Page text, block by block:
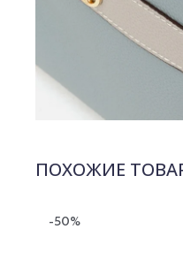
ПОХОЖИЕ
-50%